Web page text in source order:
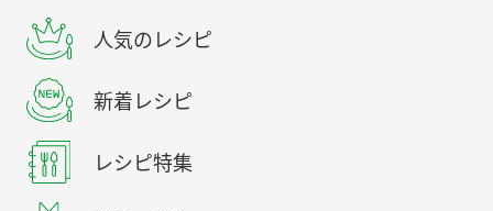
人気のレシピ
新着レシピ
レシピ特集